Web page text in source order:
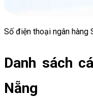
Số điện thoại ngân
Danh sách
Nẵng